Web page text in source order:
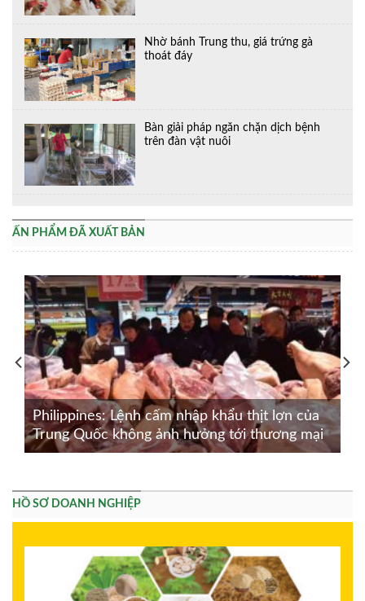
Nhờ bánh Trung thu, giá trứng gà
thoát đáy
Bàn giải pháp ngăn chặn dịch bệnh
trên đàn vật nuôi
ẤN PHẨM ĐÃ XUẤT BẢN
Philippines: Lệnh cấm nhập khẩu thịt lợn của
Trung Quốc không ảnh hưởng tới thương mại
HỒ SƠ DOANH NGHIỆP